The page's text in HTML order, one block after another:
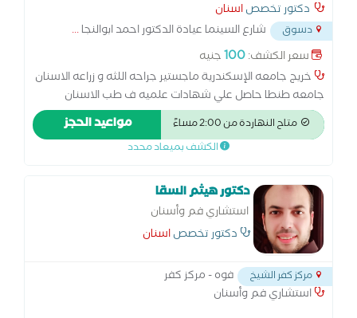
دكتور تخصصاسنان
دسوق شارع السينما عيادة الدكتور احمد ابوالنجا...
سعر الكشف:100جنيه
خريج جامعه الإسكندرية ماجستير جراحه اللثه و زراعه الاسنان
جامعه طنطا حاصل علي شهادات علميه ف طب الاسنان
التجميلي عضو الجمعيه الأمريكية لزراعة الاسنان أخصائي امراض
الفم و جراحه اللثه و طرق التشخيص والاشعه
متاح النهاردة من 2:00 مساءً مواعيد الحجز
الكشف بميعاد محدد
دكتور هيثم السقا
استشاري فم وأسنان
دكتور تخصصاسنان
مركز كفر الشيخ
فوه - مركز كفر
استشاري فم وأسنان